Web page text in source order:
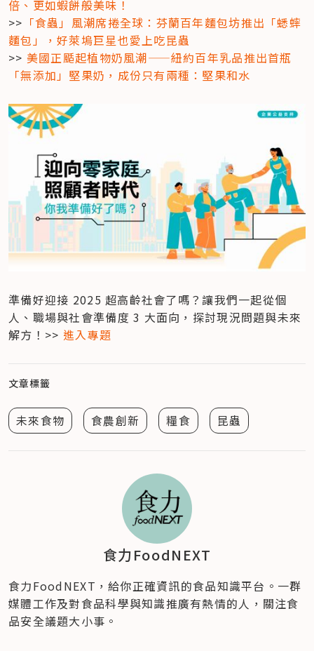
倍、更如蝦餅般美味！
>> 「食蟲」風潮席捲全球：芬蘭百年麵包坊推出「蟋蟀
麵包」，好萊塢巨星也愛上吃昆蟲
>> 美國正颳起植物奶風潮——紐約百年乳品推出首瓶
「無添加」堅果奶，成份只有兩種：堅果和水
準備好迎接 2025 超高齡社會了嗎？讓我們一起從個
人、職場與社會準備度 3 大面向，探討現況問題與未來
解方！>> 進入專題
文章標籤
未來食物 食農創新 糧食 昆蟲
食力FoodNEXT
食力FoodNEXT，給你正確資訊的食品知識平台。一群
媒體工作及對食品科學與知識推廣有熱情的人，關注食
品安全議題大小事。